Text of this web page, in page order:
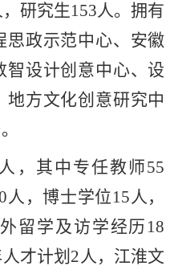
研究生153人。拥有
思政示范中心、安徽
智设计创意中心、设
地方文化创意研究中
，其中专任教师55
，博士学位15人，
留学及访学经历18
才计划2人，江淮文